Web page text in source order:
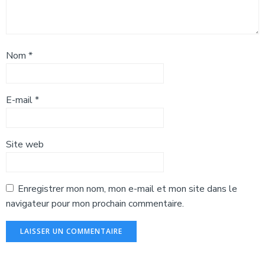
Nom *
E-mail*
Site web
Enregistrer mon nom, mon e-mail et mon site dans le
navigateur pour mon prochain commentaire.